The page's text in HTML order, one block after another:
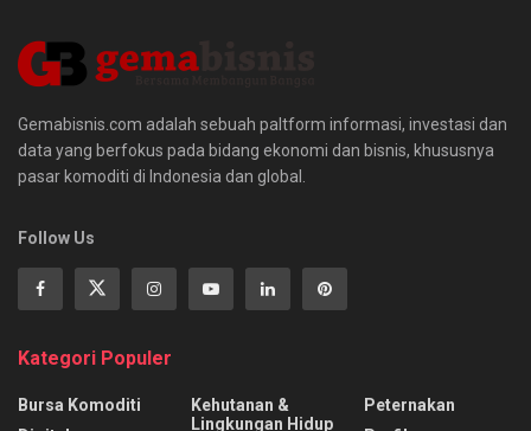
Gemabisnis.com adalah sebuah paltform informasi, investasi dan
data yang berfokus pada bidang ekonomi dan bisnis, khususnya
pasar komoditi di Indonesia dan global.
Follow Us
Kategori Populer
Bursa Komoditi
Kehutanan &
Lingkungan Hidup
Peternakan